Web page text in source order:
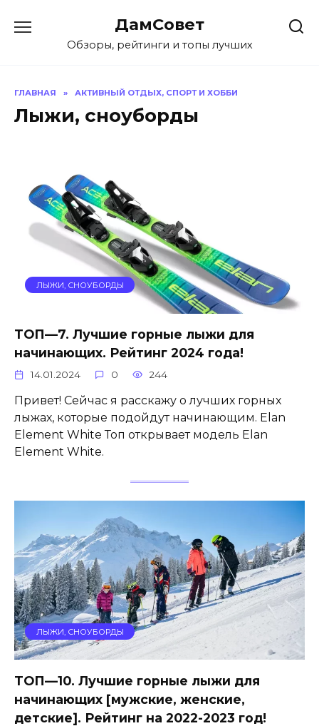
содержанию
ДамСовет
Обзоры, рейтинги и топы лучших
ГЛАВНАЯ » АКТИВНЫЙ ОТДЫХ, СПОРТ И ХОББИ
Лыжи, сноуборды
ЛЫЖИ, СНОУБОРДЫ
ТОП—7. Лучшие горные лыжи для
начинающих. Рейтинг 2024 года!
14.01.2024 0 244
Привет! Сейчас я расскажу о лучших горных
лыжах, которые подойдут начинающим. Elan
Element White Топ открывает модель Elan
Element White.
ЛЫЖИ, СНОУБОРДЫ
ТОП—10. Лучшие горные лыжи для
начинающих [мужские, женские,
детские]. Рейтинг на 2022-2023 год!